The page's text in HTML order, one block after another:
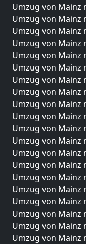
Umzug von Mainz
Umzug von Mainz
Umzug von Mainz
Umzug von Mainz
Umzug von Mainz
Umzug von Mainz
Umzug von Mainz
Umzug von Mainz
Umzug von Mainz
Umzug von Mainz
Umzug von Mainz
Umzug von Mainz
Umzug von Mainz
Umzug von Mainz
Umzug von Mainz
Umzug von Mainz
Umzug von Mainz
Umzug von Mainz
Umzug von Mainz
Umzug von Mainz